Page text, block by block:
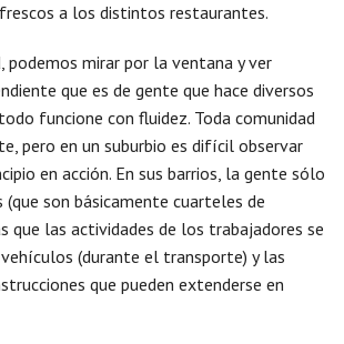
a los distintos restaurantes.
podemos mirar por la ventana y ver
que es de gente que hace diversos
funcione con fluidez. Toda comunidad
pero en un suburbio es difícil observar
en acción. En sus barrios, la gente sólo
son básicamente cuarteles de
que las actividades de los trabajadores se
(durante el transporte) y las
que pueden extenderse en